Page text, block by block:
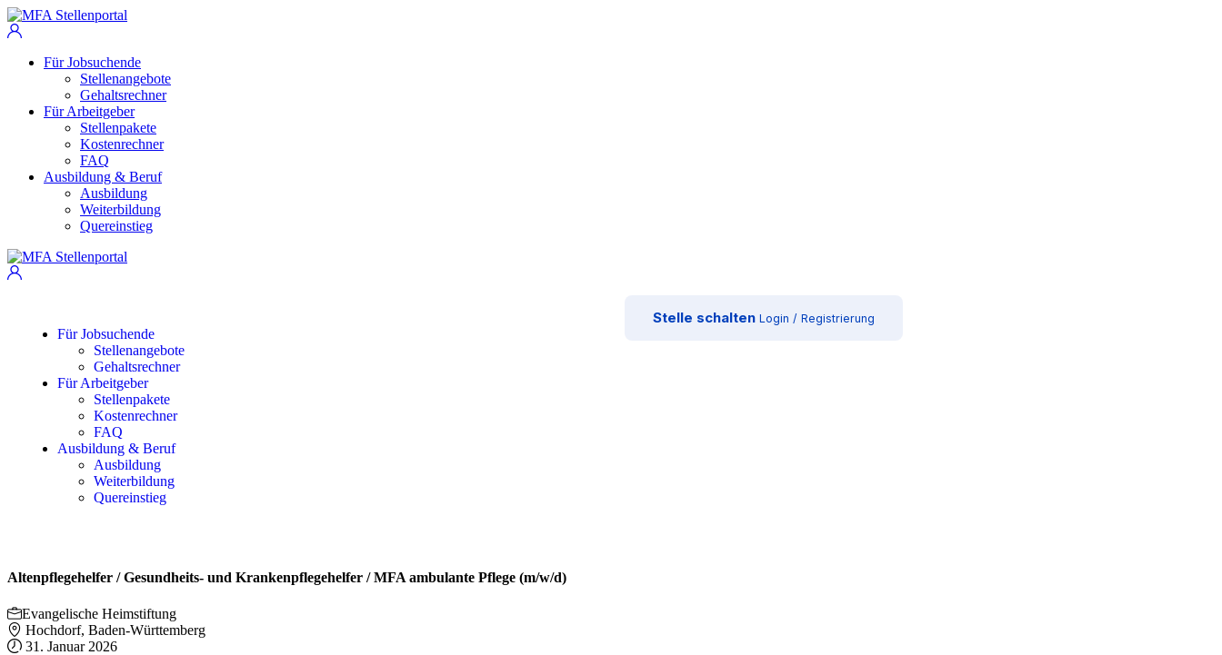
Für Jobsuchende
Stellenangebote
Gehaltsrechner
Für Arbeitgeber
Stellenpakete
Kostenrechner
FAQ
Ausbildung & Beruf
Ausbildung
Weiterbildung
Quereinstieg
Für Jobsuchende
Stellenangebote
Gehaltsrechner
Für Arbeitgeber
Stellenpakete
Kostenrechner
FAQ
Ausbildung & Beruf
Ausbildung
Weiterbildung
Quereinstieg
Stelle schalten Login / Registrierung
Altenpflegehelfer / Gesundheits- und Krankenpflegehelfer / MFA ambulante Pflege (m/w/d)
Evangelische Heimstiftung
Hochdorf, Baden-Württemberg
31. Januar 2026